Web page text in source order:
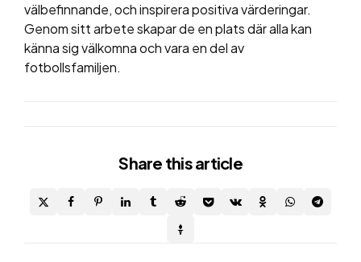
välbefinnande, och inspirera positiva värderingar.
Genom sitt arbete skapar de en plats där alla kan
känna sig välkomna och vara en del av
fotbollsfamiljen.
Share this article